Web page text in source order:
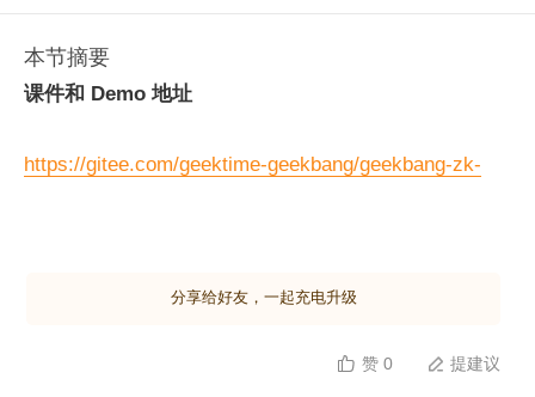
本节摘要
课件和 Demo 地址
https://gitee.com/geektime-geekbang/geekbang-zk-
分享给好友，一起充电升级
 赞 0  提建议